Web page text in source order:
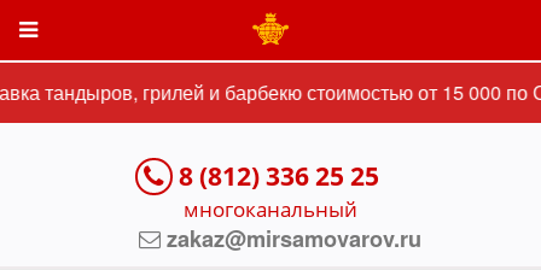
тандыров, грилей и барбекю стоимостью от 15 000 по
8 (812) 336 25 25
многоканальный
zakaz@mirsamovarov.ru